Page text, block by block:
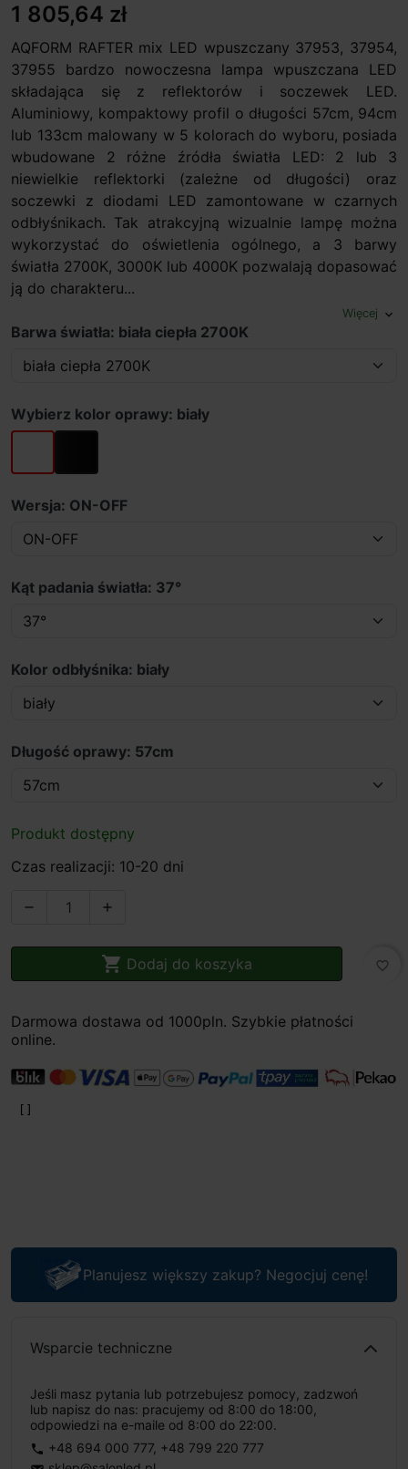
1 805,64 zł
AQFORM RAFTER mix LED wpuszczany 37953, 37954,
37955 bardzo nowoczesna lampa wpuszczana LED
składająca się z reflektorów i soczewek LED.
Aluminiowy, kompaktowy profil o długości 57cm, 94cm
lub 133cm malowany w 5 kolorach do wyboru, posiada
wbudowane 2 różne źródła światła LED: 2 lub 3
niewielkie reflektorki (zależne od długości) oraz
soczewki z diodami LED zamontowane w czarnych
odbłyśnikach. Tak atrakcyjną wizualnie lampę można
wykorzystać do oświetlenia ogólnego, a 3 barwy
światła 2700K, 3000K lub 4000K pozwalają dopasować
ją do charakteru...
Więcej expand_more
Barwa światła: biała ciepła 2700K
Wybierz kolor oprawy: biały
biały czarny
Wersja: ON-OFF
Kąt padania światła: 37°
Kolor odbłyśnika: biały
Długość oprawy: 57cm
Produkt dostępny
Czas realizacji: 10-20 dni
 
 Dodaj do koszyka favorite_border
Darmowa dostawa od 1000pln. Szybkie płatności
online.
Planujesz większy zakup? Negocjuj cenę!
Wsparcie techniczne
Jeśli masz pytania lub potrzebujesz pomocy, zadzwoń
lub napisz do nas: pracujemy od 8:00 do 18:00,
odpowiedzi na e-maile od 8:00 do 22:00.
phone +48 694 000 777, +48 799 220 777